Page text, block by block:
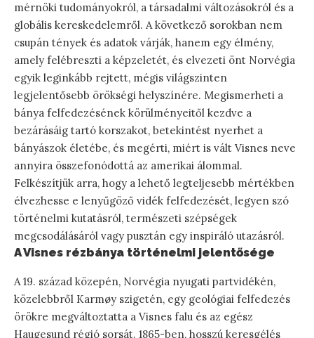
mérnöki tudományokról, a társadalmi változásokról és a
globális kereskedelemről. A következő sorokban nem
csupán tények és adatok várják, hanem egy élmény,
amely felébreszti a képzeletét, és elvezeti önt Norvégia
egyik leginkább rejtett, mégis világszinten
legjelentősebb örökségi helyszínére. Megismerheti a
bánya felfedezésének körülményeitől kezdve a
bezárásáig tartó korszakot, betekintést nyerhet a
bányászok életébe, és megérti, miért is vált Visnes neve
annyira összefonódottá az amerikai álommal.
Felkészítjük arra, hogy a lehető legteljesebb mértékben
élvezhesse e lenyűgöző vidék felfedezését, legyen szó
történelmi kutatásról, természeti szépségek
megcsodálásáról vagy pusztán egy inspiráló utazásról.
A Visnes rézbánya történelmi jelentősége
A 19. század közepén, Norvégia nyugati partvidékén,
közelebbről Karmøy szigetén, egy geológiai felfedezés
örökre megváltoztatta a Visnes falu és az egész
Haugesund régió sorsát. 1865-ben, hosszú keresgélés